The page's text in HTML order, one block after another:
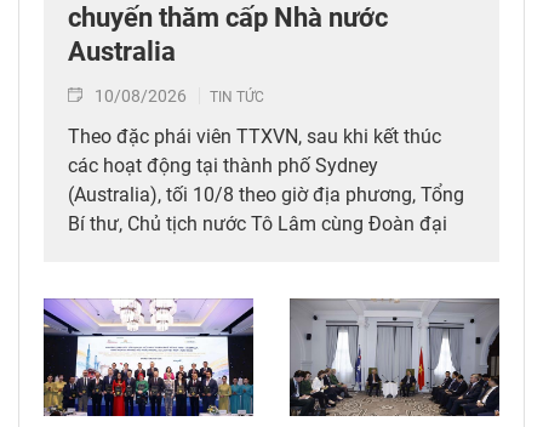
chuyến thăm cấp Nhà nước
Australia
10/08/2026 TIN TỨC
Theo đặc phái viên TTXVN, sau khi kết thúc
các hoạt động tại thành phố Sydney
(Australia), tối 10/8 theo giờ địa phương, Tổng
Bí thư, Chủ tịch nước Tô Lâm cùng Đoàn đại
từ ngày 9-12/8, theo lời mời của Toàn quyền
Australia Sam Mostyn.